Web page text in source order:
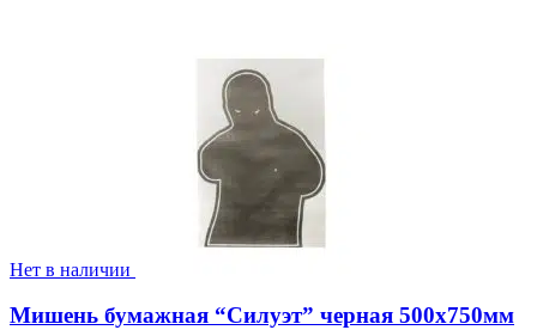
Нет в наличии
Мишень бумажная “Силуэт” черная 500х750мм